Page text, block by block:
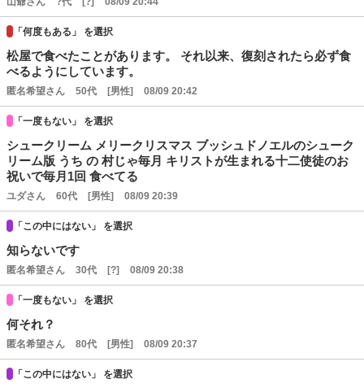
「何度もある」 を選択
松屋で食べたことがあります。 それ以来、復刻されたら必ず食
べるようにしています。
匿名希望さん 50代 [男性] 08/09 20:42
「一度もない」 を選択
シュークリーム メリークリスマス ブッシュドノエルのシューク
リーム版 うち の 村じゃ毎月 キリストが生まれる十二使徒のお
祝いで毎月1回 食べてる
ユダさん 60代 [男性] 08/09 20:39
「この中にはない」 を選択
知らないです
匿名希望さん 30代 [?] 08/09 20:38
「一度もない」 を選択
何それ？
匿名希望さん 80代 [男性] 08/09 20:37
「この中にはない」 を選択